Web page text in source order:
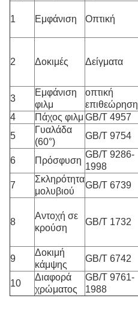
1 Εμφάνιση Οπτική
2 Δοκιμές Δείγματα
3
Εμφάνιση
φιλμ
οπτική
επιθεώρηση
4
Πάχος φιλμ GB/T 4957
5
Γυαλάδα
(60°)
GB/T 9754
6 Πρόσφυση
GB/T 9286-
1998
7
Σκληρότητα
μολυβιού
GB/T 6739
8
Αντοχή σε
κρούση
GB/T 1732
9
Δοκιμή
κάμψης
GB/T 6742
10
Διαφορά
χρώματος
GB/T 9761-
1988